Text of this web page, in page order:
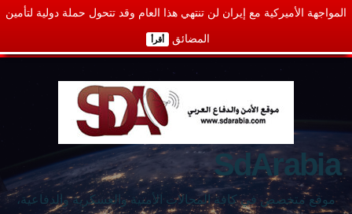
المواجهة الأميركية مع إيران لن تنتهي هذا العام وقد تتحول حملة دولية لتأمين
المضائق أقرأ
SdArabia
موقع متخصص في كافة المجالات الأمنية والعسكرية والدفاعية،